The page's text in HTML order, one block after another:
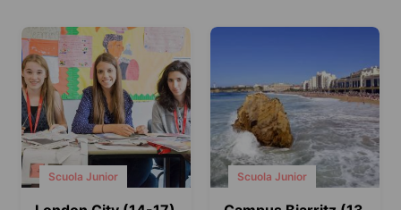
Scuola Junior Scuola Junior